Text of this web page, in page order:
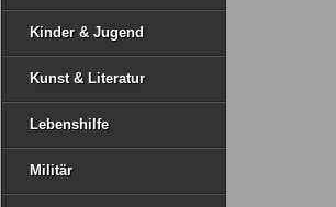
Kinder & Jugend
Kunst & Literatur
Lebenshilfe
Militär